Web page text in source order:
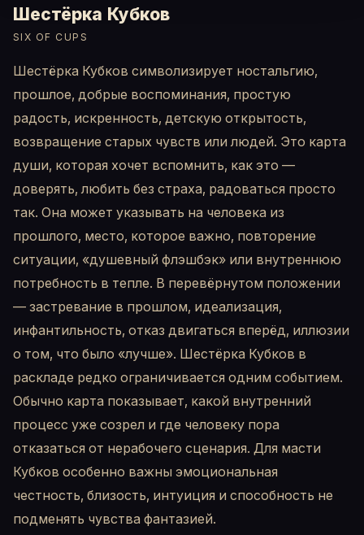
Шестёрка Кубков
SIX OF CUPS
Шестёрка Кубков символизирует ностальгию,
прошлое, добрые воспоминания, простую
радость, искренность, детскую открытость,
возвращение старых чувств или людей. Это карта
души, которая хочет вспомнить, как это —
доверять, любить без страха, радоваться просто
так. Она может указывать на человека из
прошлого, место, которое важно, повторение
ситуации, «душевный флэшбэк» или внутреннюю
потребность в тепле. В перевёрнутом положении
— застревание в прошлом, идеализация,
инфантильность, отказ двигаться вперёд, иллюзии
о том, что было «лучше». Шестёрка Кубков в
раскладе редко ограничивается одним событием.
Обычно карта показывает, какой внутренний
процесс уже созрел и где человеку пора
отказаться от нерабочего сценария. Для масти
Кубков особенно важны эмоциональная
честность, близость, интуиция и способность не
подменять чувства фантазией.